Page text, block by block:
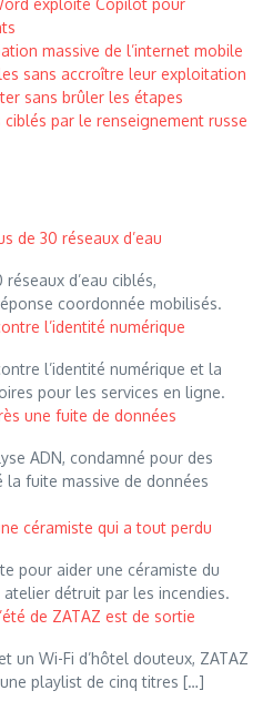
massive de l’internet mobile
sans accroître leur exploitation
sans brûler les étapes
par le renseignement russe
de 30 réseaux d’eau
d’eau ciblés,
coordonnée mobilisés.
l’identité numérique
l’identité numérique et la
pour les services en ligne.
une fuite de données
ADN, condamné pour des
fuite massive de données
céramiste qui a tout perdu
pour aider une céramiste du
détruit par les incendies.
de ZATAZ est de sortie
un Wi-Fi d’hôtel douteux, ZATAZ
playlist de cinq titres […]